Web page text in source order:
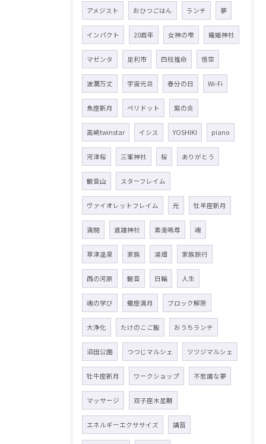
アメジスト おひつごはん ランチ 夢
インパクト 20周年 女神の雫 織姫神社
マゼンタ 足利市 四柱推命 悟空
波瀾万丈 宇宙元旦 春分の日 Wi-Fi
魚座新月 ペリドット 紫の炎
高崎twinstar イシス YOSHIKI piano
河津桜 三峯神社 桜 ありがとう
観音山 スターフレイム
ヴァイオレットフレイム 光 牡羊座新月
満開 進雄神社 素戔嗚尊 魂
草津温泉 家族 湯畑 家族旅行
西の河原 観音 日輪 人生
魂の学び 蠍座満月 ブロック解除
大浄化 たけのこご飯 おうちランチ
沼田公園 つつじマルシェ ツツジマルシェ
牡牛座新月 ワークショップ 不思議な夢
マッサージ 双子座木星期
エネルギーエクササイズ 講習